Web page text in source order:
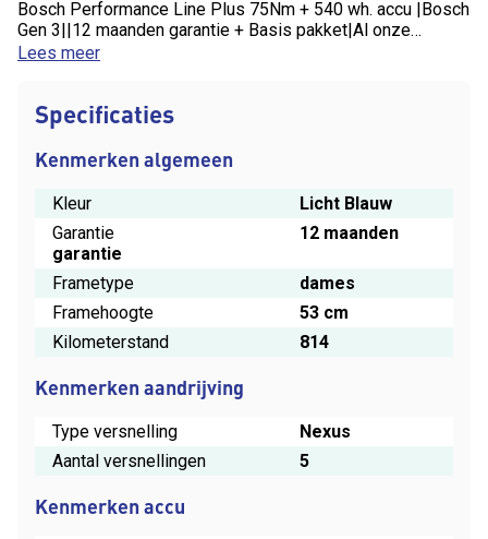
Bosch Performance Line Plus 75Nm + 540 wh. accu |Bosch
Gen 3||12 maanden garantie + Basis pakket|Al onze
gebruikte fietsen zijn reeds rijklaar gemaakt en kunnen na
Lees meer
Specificaties
Kenmerken algemeen
Kleur
Licht Blauw
Garantie
12 maanden
garantie
Frametype
dames
Framehoogte
53 cm
Kilometerstand
814
Kenmerken aandrijving
Type versnelling
Nexus
Aantal versnellingen
5
Kenmerken accu